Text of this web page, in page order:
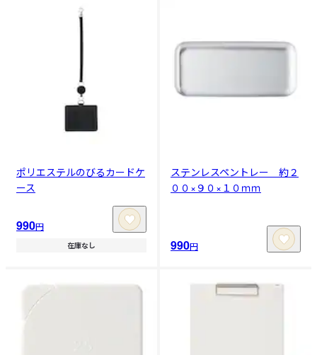
ポリエステルのびるカードケ
ース
990円
在庫なし
ステンレスペントレー 約２
００×９０×１０ｍｍ
990円